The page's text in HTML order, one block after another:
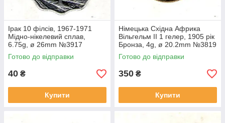
Ірак 10 філсів, 1967-1971
Мідно-нікелевий сплав,
6.75g, ø 26mm №3917
Готово до відправки
40 ₴
Купити
Німецька Східна Африка
Вільгельм II 1 гелер, 1905 рік
Бронза, 4g, ø 20.2mm №3819
Готово до відправки
350 ₴
Купити